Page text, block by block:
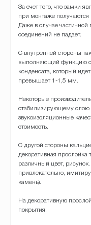
За счет того, что замки
при монтаже
Даже в случае
соединений не падает.
С внутренней стороны
выполняющий функцию
конденсата, который
превышает 1-1,5 мм.
Некоторые
стабилизирующему слою
звукоизоляционные
стоимость.
С другой стороны
декоративная
различный цвет,
привлекательно,
камень).
На декоративную
покрытия: